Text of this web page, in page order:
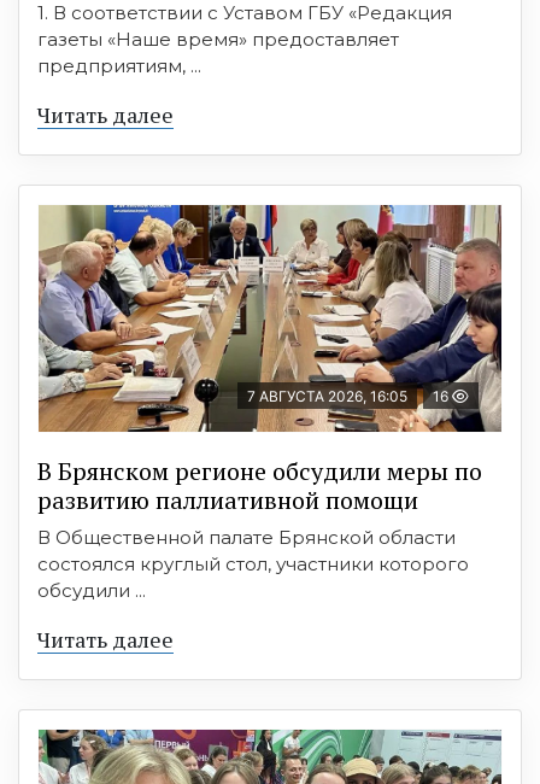
1. В соответствии с Уставом ГБУ «Редакция
газеты «Наше время» предоставляет
предприятиям, ...
Читать далее
7 АВГУСТА 2026, 16:05 16
В Брянском регионе обсудили меры по
развитию паллиативной помощи
В Общественной палате Брянской области
состоялся круглый стол, участники которого
обсудили ...
Читать далее